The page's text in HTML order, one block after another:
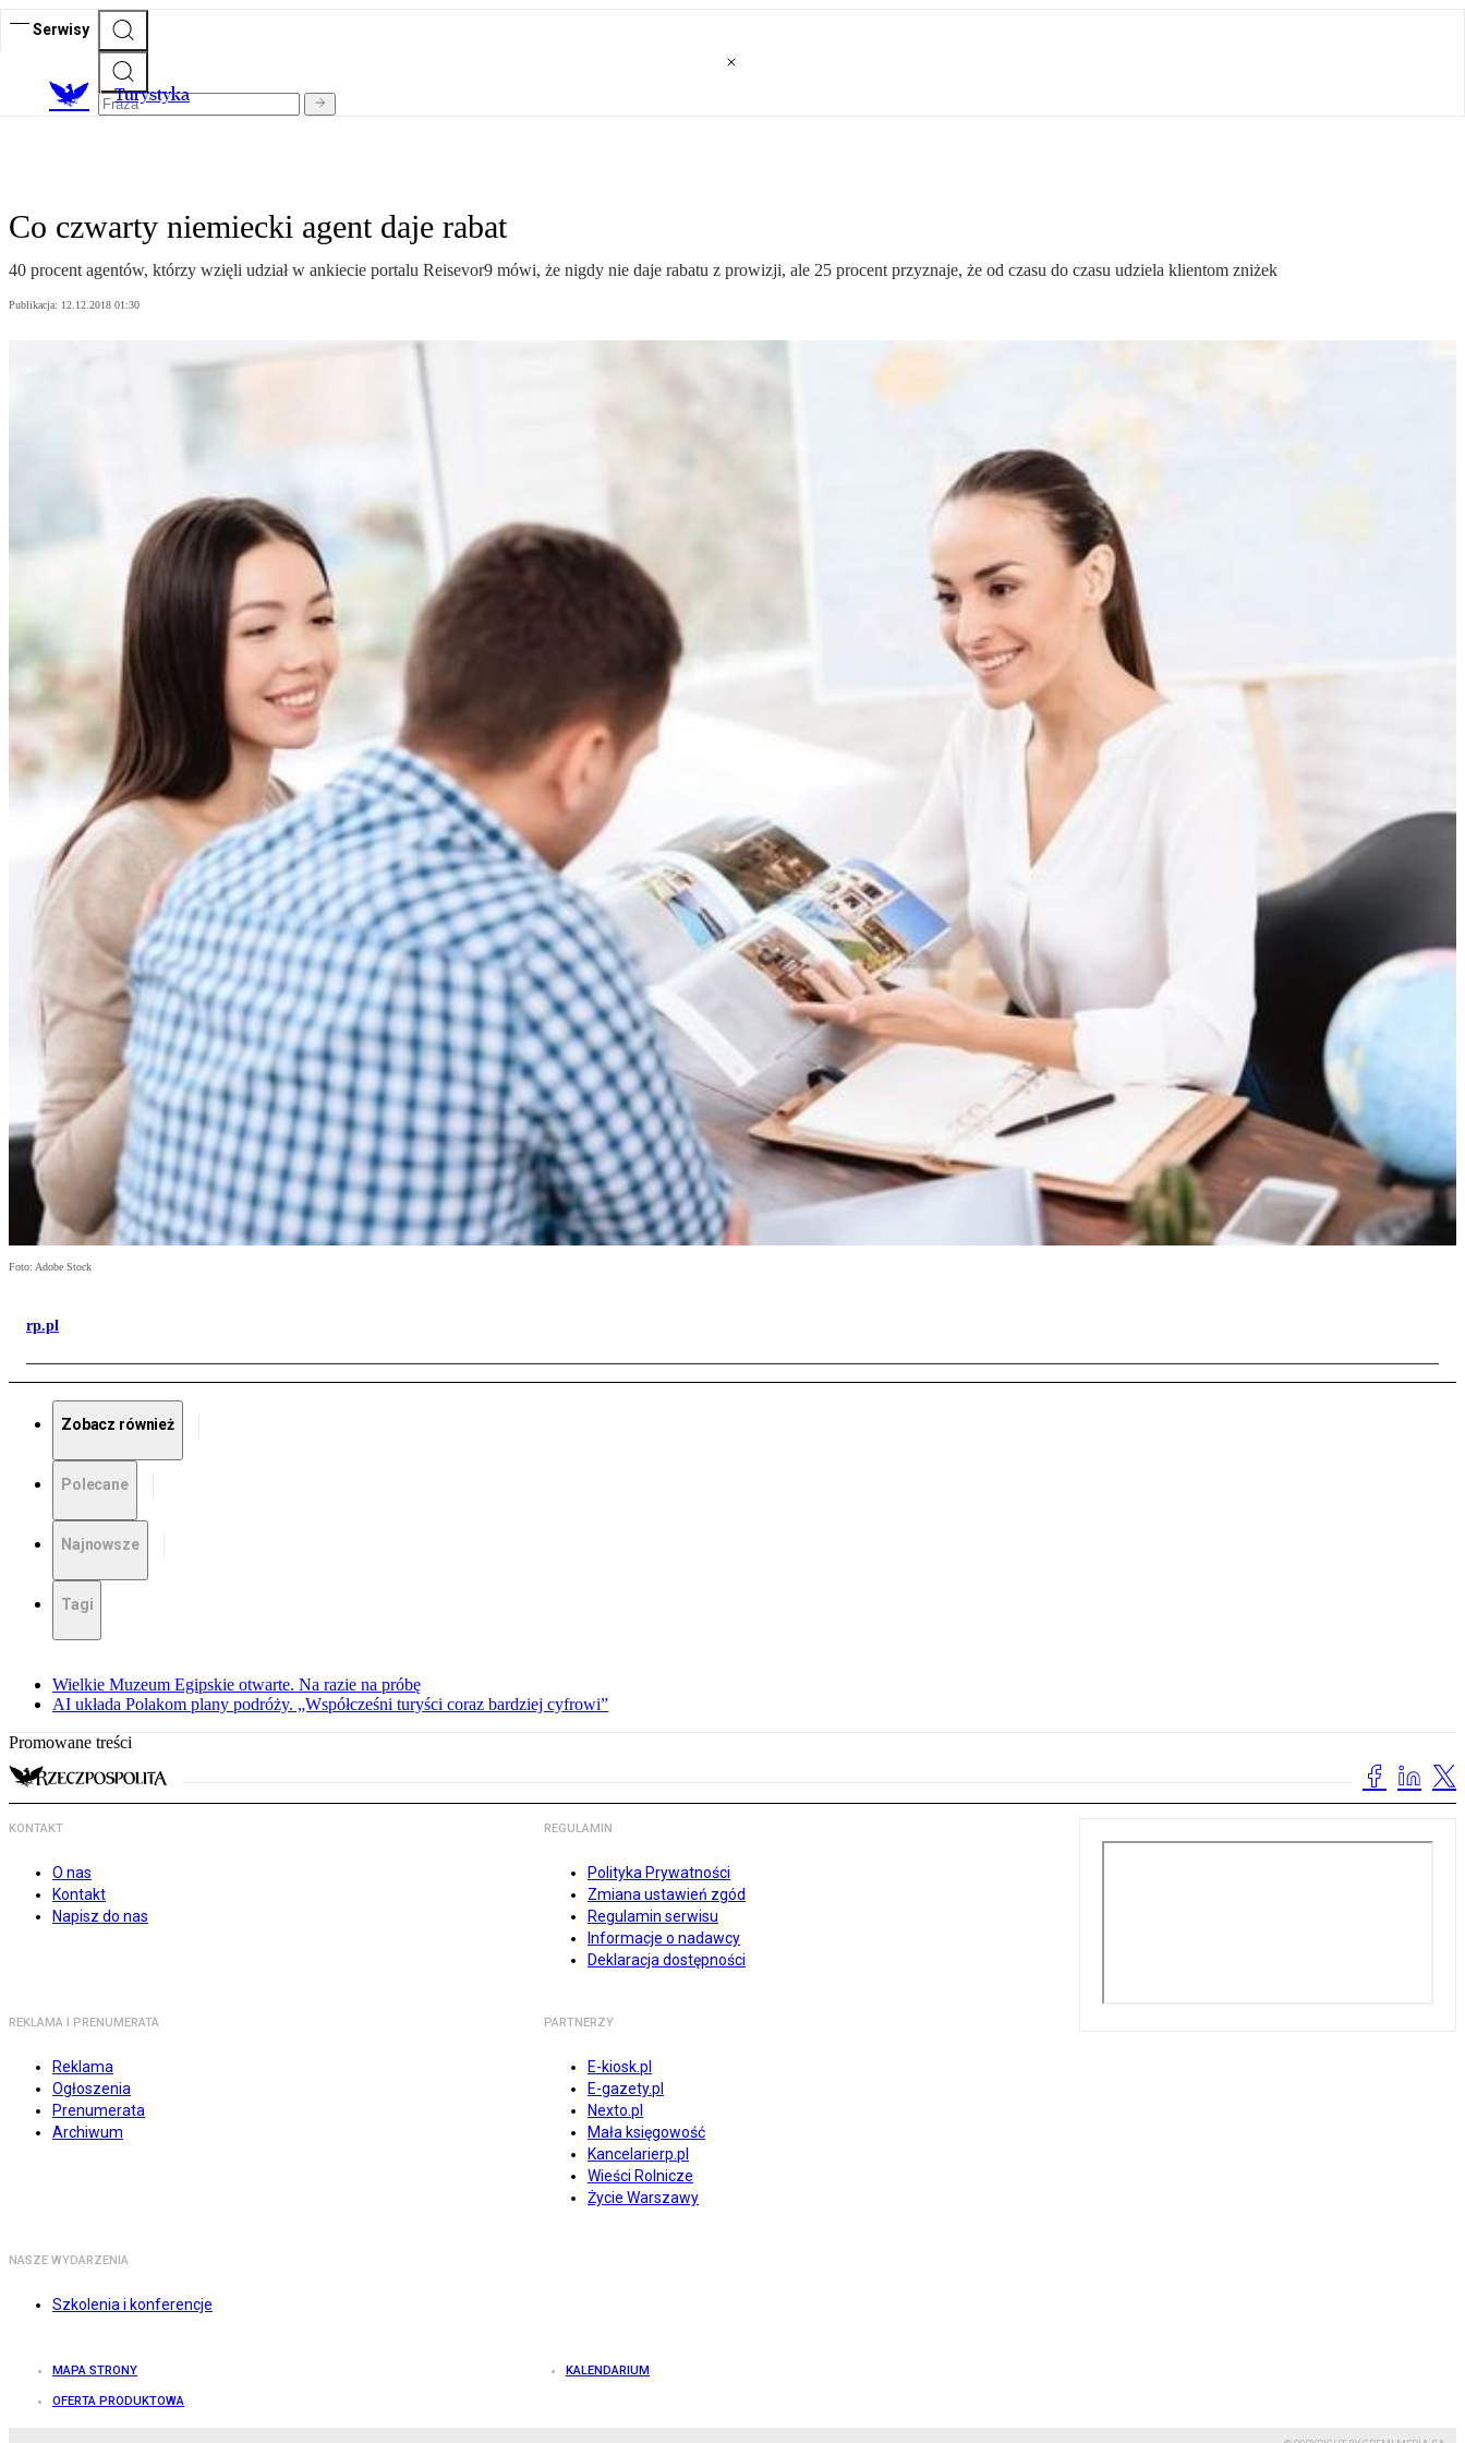
Serwisy
Turystyka
Co czwarty niemiecki agent daje rabat
40 procent agentów, którzy wzięli udział w ankiecie portalu Reisevor9 mówi, że nigdy nie daje rabatu z prowizji, ale 25 procent przyznaje, że od czasu do czasu udziela klientom zniżek
Publikacja: 12.12.2018 01:30
Foto: Adobe Stock
rp.pl
Zobacz również
Polecane
Najnowsze
Tagi
Wielkie Muzeum Egipskie otwarte. Na razie na próbę
AI układa Polakom plany podróży. „Współcześni turyści coraz bardziej cyfrowi”
Promowane treści
KONTAKT
O nas
Kontakt
Napisz do nas
REGULAMIN
Polityka Prywatności
Zmiana ustawień zgód
Regulamin serwisu
Informacje o nadawcy
Deklaracja dostępności
REKLAMA I PRENUMERATA
Reklama
Ogłoszenia
Prenumerata
Archiwum
PARTNERZY
E-kiosk.pl
E-gazety.pl
Nexto.pl
Mała księgowość
Kancelarierp.pl
Wieści Rolnicze
Życie Warszawy
NASZE WYDARZENIA
Szkolenia i konferencje
MAPA STRONY KALENDARIUM
OFERTA PRODUKTOWA